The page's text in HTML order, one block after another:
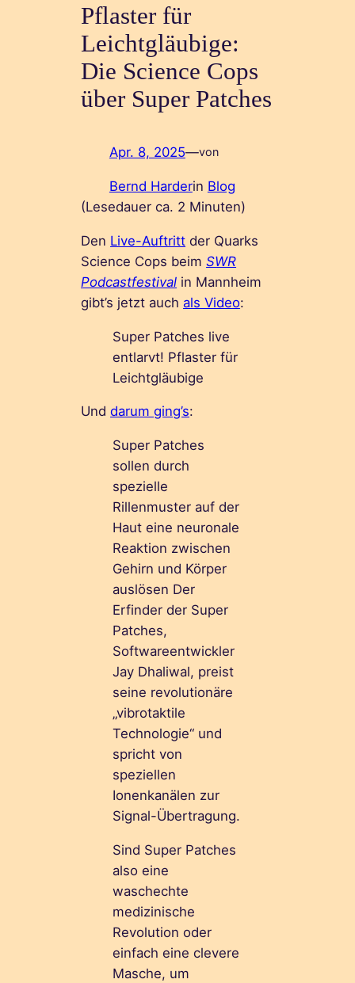
Pflaster für
Leichtgläubige:
Die Science Cops
über Super Patches
Apr. 8, 2025—von
Bernd Harderin Blog
(Lesedauer ca. 2 Minuten)
Den Live-Auftritt der Quarks
Science Cops beimSWR
Podcastfestival in Mannheim
gibt’s jetzt auchals Video:
Super Patches live
entlarvt! Pflaster für
Leichtgläubige
Unddarum ging’s:
Super Patches
sollen durch
spezielle
Rillenmuster auf der
Haut eine neuronale
Reaktion zwischen
Gehirn und Körper
auslösen Der
Erfinder der Super
Patches,
Softwareentwickler
Jay Dhaliwal, preist
seine revolutionäre
„vibrotaktile
Technologie“ und
spricht von
speziellen
Ionenkanälen zur
Signal-Übertragung.
Sind Super Patches
also eine
waschechte
medizinische
Revolution oder
einfach eine clevere
Masche, um